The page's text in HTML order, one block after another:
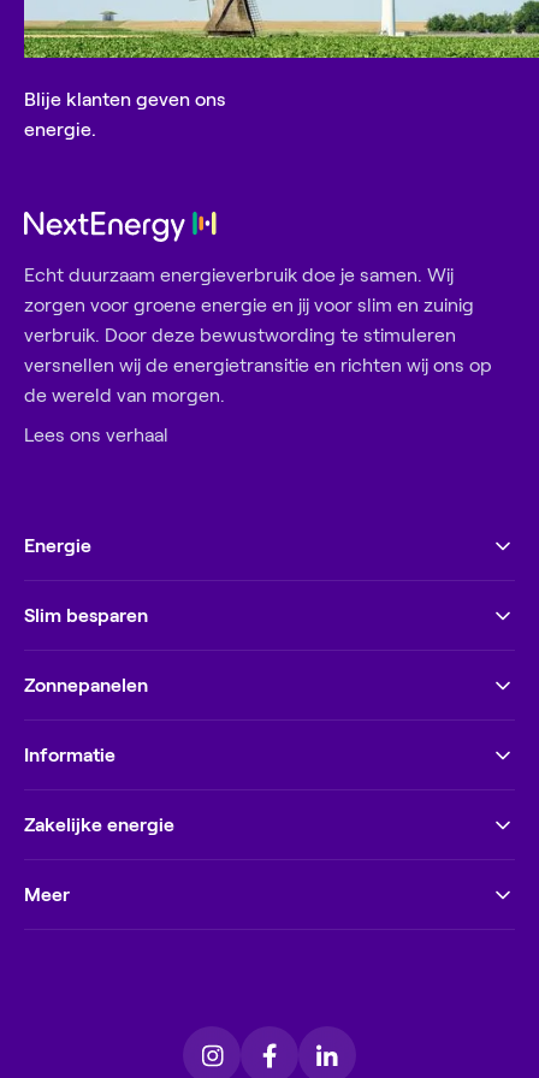
All-in prijs
abonnementskosten
afgehaald om tot de all-in prijste komen.
Blije klanten geven ons
energie.
Echt duurzaam energieverbruik doe je samen. Wij
zorgen voor groene energie en jij voor slim en zuinig
verbruik. Door deze bewustwording te stimuleren
versnellen wij de energietransitie en richten wij ons op
de wereld van morgen.
Lees ons verhaal
Energie
Slim besparen
Zonnepanelen
Informatie
Zakelijke energie
Meer